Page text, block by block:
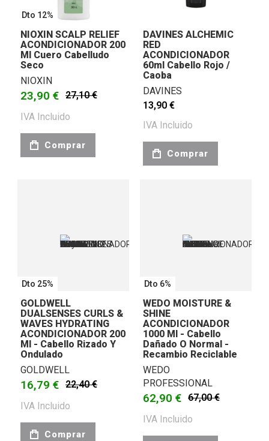
Dto 12%
NIOXIN SCALP RELIEF
ACONDICIONADOR 200
Ml Cuero Cabelludo
Seco
NIOXIN
23,90 € 27,10 €
IVA Incluido
Comprar
DAVINES ALCHEMIC
RED
ACONDICIONADOR
60ml Cabello Rojo /
Caoba
DAVINES
13,90 €
IVA Incluido
Comprar
Dto 25%
GOLDWELL
DUALSENSES CURLS &
WAVES HYDRATING
ACONDICIONADOR 200
Ml - Cabello Rizado Y
Ondulado
GOLDWELL
16,79 € 22,40 €
IVA Incluido
Comprar
Dto 6%
WEDO MOISTURE &
SHINE
ACONDICIONADOR
1000 Ml - Cabello
Dañado O Normal -
Recambio Reciclable
WEDO
PROFESSIONAL
62,90 € 67,00 €
IVA Incluido